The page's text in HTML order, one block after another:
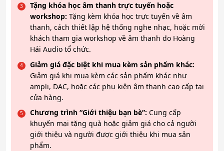
Tặng khóa học âm thanh trực tuyến hoặc
workshop: Tặng kèm khóa học trực tuyến về âm
thanh, cách thiết lập hệ thống nghe nhạc, hoặc mời
khách tham gia workshop về âm thanh do Hoàng
Hải Audio tổ chức.
Giảm giá đặc biệt khi mua kèm sản phẩm khác:
Giảm giá khi mua kèm các sản phẩm khác như
ampli, DAC, hoặc các phụ kiện âm thanh cao cấp tại
cửa hàng.
Chương trình “Giới thiệu bạn bè”: Cung cấp
khuyến mại tặng quà hoặc giảm giá cho cả người
giới thiệu và người được giới thiệu khi mua sản
phẩm.